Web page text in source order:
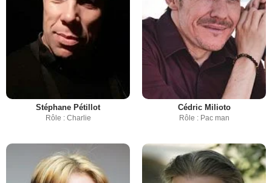
Stéphane Pétillot
Rôle : Charlie
Cédric Milioto
Rôle : Pac man